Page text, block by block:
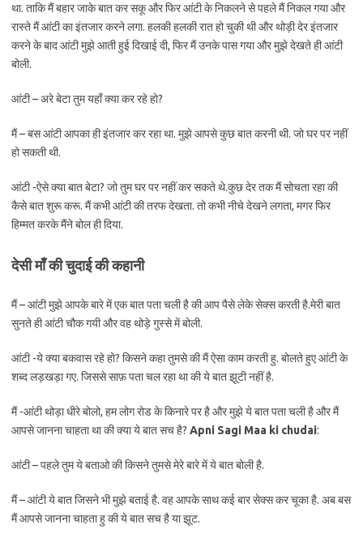
था. ताकि मैं बहार जाके बात कर सकू और फिर आंटी के निकलने से पहले मैं निकल गया और
रास्ते मैं आंटी का इंतजार करने लगा. हलकी हलकी रात हो चुकी थी और थोड़ी देर इंतजार
करने के बाद आंटी मुझे आती हुई दिखाई दी, फिर मैं उनके पास गया और मुझे देखते ही आंटी
बोली.
आंटी – अरे बेटा तुम यहाँ क्या कर रहे हो?
मैं – बस आंटी आपका ही इंतजार कर रहा था. मुझे आपसे कुछ बात करनी थी. जो घर पर नहीं
हो सकती थी.
आंटी -ऐसे क्या बात बेटा? जो तुम घर पर नहीं कर सकते थे.कुछ देर तक मैं सोचता रहा की
कैसे बात शुरू करू. मैं कभी आंटी की तरफ देखता. तो कभी नीचे देखने लगता, मगर फिर
हिम्मत करके मैंने बोल ही दिया.
देसी माँ की चुदाई की कहानी
मैं – आंटी मुझे आपके बारे में एक बात पता चली है की आप पैसे लेके सेक्स करती है.मेरी बात
सुनते ही आंटी चौक गयी और वह थोड़े गुस्से में बोली.
आंटी -ये क्या बकवास रहे हो? किसने कहा तुमसे की मैं ऐसा काम करती हु. बोलते हुए आंटी के
शब्द लड़खड़ा गए. जिससे साफ़ पता चल रहा था की ये बात झूटी नहीं है.
मैं -आंटी थोड़ा धीरे बोलो, हम लोग रोड के किनारे पर है और मुझे ये बात पता चली है और मैं
आपसे जानना चाहता था की क्या ये बात सच है? Apni Sagi Maa ki chudai:
आंटी – पहले तुम ये बताओ की किसने तुमसे मेरे बारे में ये बात बोली है.
मैं – आंटी ये बात जिसने भी मुझे बताई है. वह आपके साथ कई बार सेक्स कर चूका है. अब बस
मैं आपसे जानना चाहता हु की ये बात सच है या झूट.